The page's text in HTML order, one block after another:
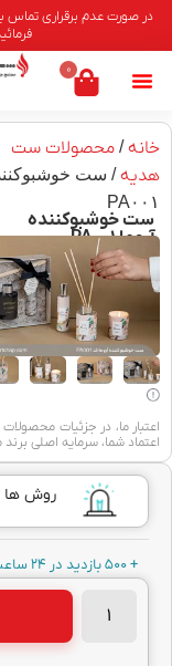
در صورت عدم برقراری تماس
فرمائید. 88500898-021 |
0
خانه/ محصولات ست
هدیه/ ست
PA۰۰۱
ست خوشبوکننده
آروما PA۰۰۱
اعتبار ما، در جزئیات
اعتماد شما، سرمایه اصلی
روش ها
+ 500 بازدید در 24 ساعت گذشته